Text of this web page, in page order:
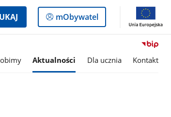
Logowanie
do
mObywatel
Aktualności Dla ucznia Kontakt